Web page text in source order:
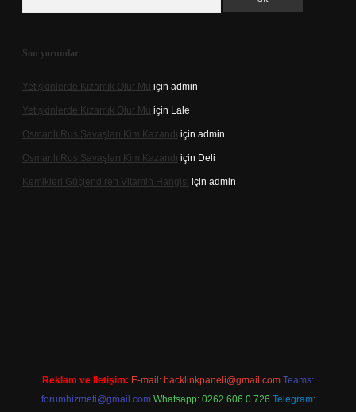
Son yorumlar
Yetişkinlerde Kızamık Olur Mu için admin
Yetişkinlerde Kızamık Olur Mu için Lale
Osmanlı Rus Savaşları Kim Kazandı için admin
Osmanlı Rus Savaşları Kim Kazandı için Deli
Kemikleri Güçlendiren Vitamin Hangisi için admin
Reklam ve İletişim: E-mail: backlinkpaneli@gmail.com Teams:
forumhizmeti@gmail.com Whatsapp: 0262 606 0 726 Telegram: